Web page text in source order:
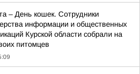
– День кошек. Сотрудники
информации и общественных
Курской области собрали на
питомцев